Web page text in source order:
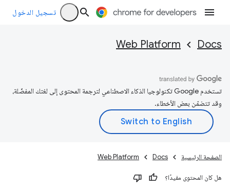
تسجيل الدخول
Docs
Web Platform
تستخدم Google تكنولوجيا الذكاء الاصطناعي لترجمة المحتوى إلى لغتك المفضّلة،
وقد تتضمّن بعض الأخطاء.
الصفحة الرئيسية Docs
Web Platform
هل كان المحتوى مفيدًا؟